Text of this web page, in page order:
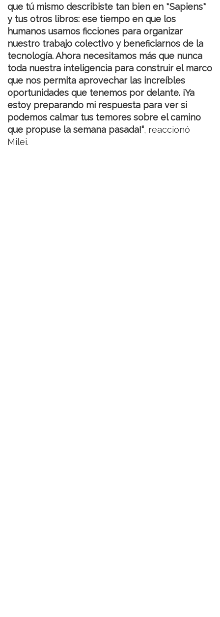
que tú mismo describiste tan bien en *Sapiens*
y tus otros libros: ese tiempo en que los
humanos usamos ficciones para organizar
nuestro trabajo colectivo y beneficiarnos de la
tecnología. Ahora necesitamos más que nunca
toda nuestra inteligencia para construir el marco
que nos permita aprovechar las increíbles
oportunidades que tenemos por delante. ¡Ya
estoy preparando mi respuesta para ver si
podemos calmar tus temores sobre el camino
que propuse la semana pasada!“, reaccionó
Milei.